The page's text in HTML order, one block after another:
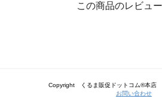
この商品のレビュ
Copyright くるま販促ドットコム®本店
お問い合わせ